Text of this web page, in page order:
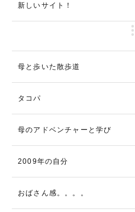
新しいサイト！
母と歩いた散歩道
タコパ
母のアドベンチャーと学び
2009年の自分
おばさん感。。。。